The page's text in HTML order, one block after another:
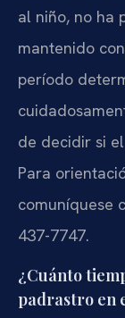
al niño, no ha
mantenido
período
de decidir si
Para
comuníquese
437-7747.
¿Cuánto
padrastro en